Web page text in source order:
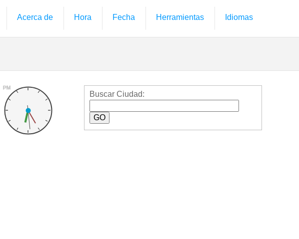
Acerca de Hora Fecha Herramientas Idiomas
PM
Buscar Ciudad: